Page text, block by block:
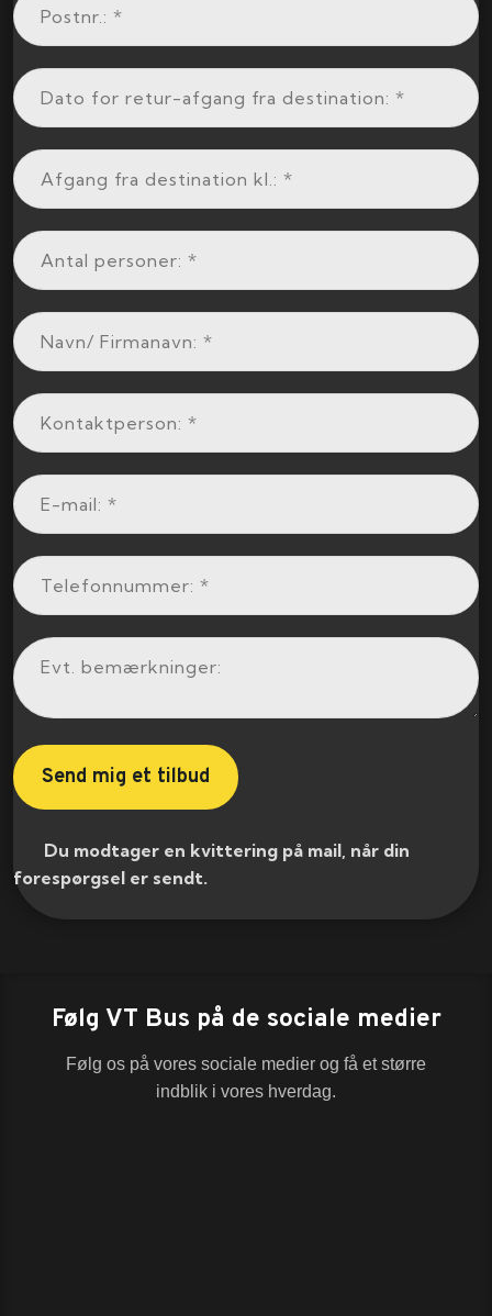
​ Du modtager en kvittering på mail, når din
forespørgsel er sendt.​
Følg VT Bus på de sociale medier
Følg os på vores sociale medier og få et større
indblik i vores hverdag.